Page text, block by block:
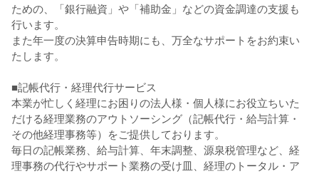
ための、「銀行融資」や「補助金」などの資金調達の支援も
行います。
また年一度の決算申告時期にも、万全なサポートをお約束い
たします。
■記帳代行・経理代行サービス
本業が忙しく経理にお困りの法人様・個人様にお役立ちいた
だける経理業務のアウトソーシング（記帳代行・給与計算・
その他経理事務等）をご提供しております。
毎日の記帳業務、給与計算、年末調整、源泉税管理など、経
理事務の代行やサポート業務の受け皿、経理のトータル・ア